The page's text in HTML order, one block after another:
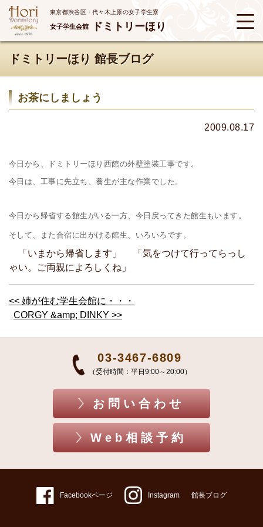
東京都渋谷区・代々木上原の女子学生寮
女子学生会館 ドミトリーほり
ドミトリーほり 館長ブログ
お茶にしましょう
2009.08.17
今日から、ドミトリーほり西館の外壁塗装工事です。
今日は、工事に先立ち、養生が主な作業でした。
今日から帰省する館生がいる一方、今日戻ってきた館生もいます。
そして、また合宿に出かける館生、いろいろです。
「いまから帰省します」 「気をつけて行ってらっし
ゃい。ご両親によろしくね」
<< 姉が住む学生会館に・・・
CORGY &amp; DINKY >>
03-3467-6809
（受付時間：平日9:00～20:00）
お問い合わせ
Web相談予約
Facebookページ Instagram 館長ブログ